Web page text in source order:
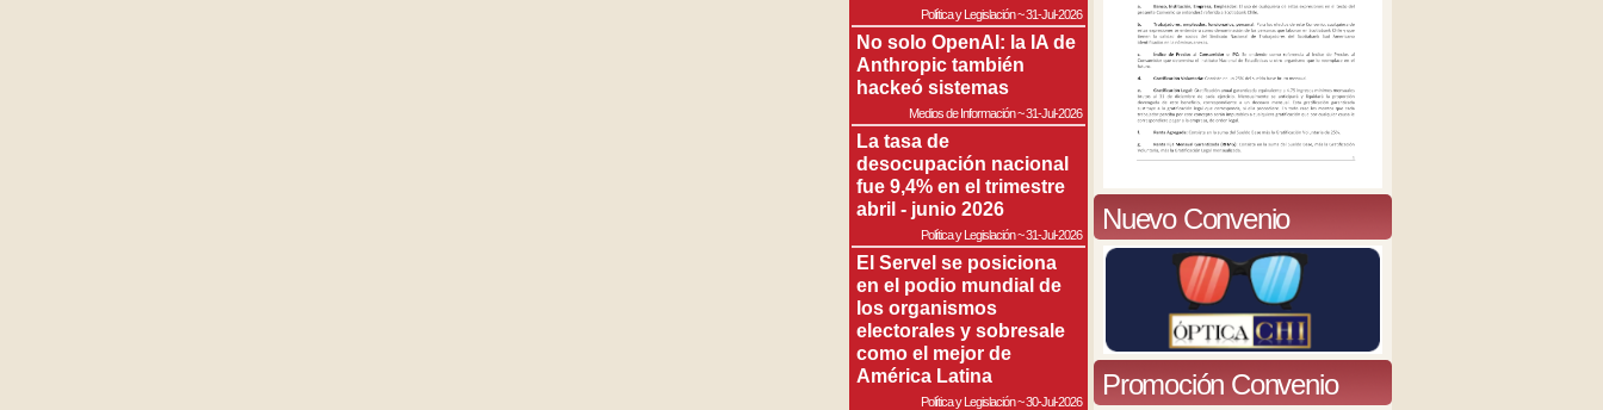
Política y Legislación~31-Jul-2026
No solo OpenAI: la IA de
Anthropic también
hackeó sistemas
Medios de Información~31-Jul-2026
La tasa de
desocupación nacional
fue 9,4% en el trimestre
abril - junio 2026
Política y Legislación~31-Jul-2026
El Servel se posiciona
en el podio mundial de
los organismos
electorales y sobresale
como el mejor de
América Latina
Política y Legislación~30-Jul-2026
Nuevo Convenio
Promoción Convenio